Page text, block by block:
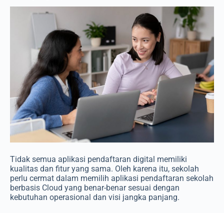
Tidak semua aplikasi pendaftaran digital memiliki
kualitas dan fitur yang sama. Oleh karena itu, sekolah
perlu cermat dalam memilih aplikasi pendaftaran sekolah
berbasis Cloud yang benar-benar sesuai dengan
kebutuhan operasional dan visi jangka panjang.